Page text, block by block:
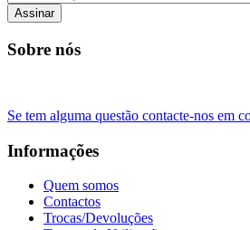
Assinar
Sobre nós
Se tem alguma questão contacte-nos em
Informações
Quem somos
Contactos
Trocas/Devoluções